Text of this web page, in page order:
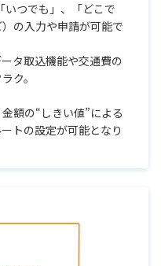
いつでも」、「どこで
の入力や申請が可能で
タ取込機能や交通費の
ク。
額の“しきい値”による
トの設定が可能となり